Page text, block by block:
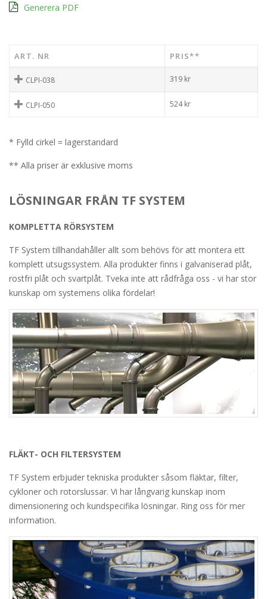
Generera PDF
ART. NR PRIS**
CLPI-038 319 kr
CLPI-050 524kr
* Fylld cirkel = lagerstandard
** Alla priser är exklusive moms
LÖSNINGAR FRÅN TF SYSTEM
KOMPLETTA RÖRSYSTEM
TF System tillhandahåller allt som behövs för att montera ett
komplett utsugssystem. Alla produkter finns i galvaniserad plåt,
rostfri plåt och svartplåt. Tveka inte att rådfråga oss - vi har stor
kunskap om systemens olika fördelar!
FLÄKT- OCH FILTERSYSTEM
TF System erbjuder tekniska produkter såsom fläktar, filter,
cykloner och rotorslussar. Vi har långvarig kunskap inom
dimensionering och kundspecifika lösningar. Ring oss för mer
information.